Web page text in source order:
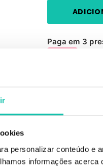
personalizar conteúdo e
informações
Paga em 3